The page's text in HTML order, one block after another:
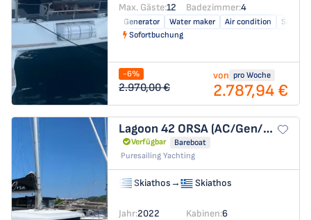
Max. Gäste:12 Badezimmer:4
Generator Water maker Air condition
Solar
Sofortbuchung
-6%
2.970,00 €
von pro Woche
2.787,94 €
Lagoon 42 ORSA (AC/Gen/W.Maker
Verfügbar
Bareboat
Puresailing Yachting
Skiathos→ Skiathos
Jahr:2022 Kabinen:6